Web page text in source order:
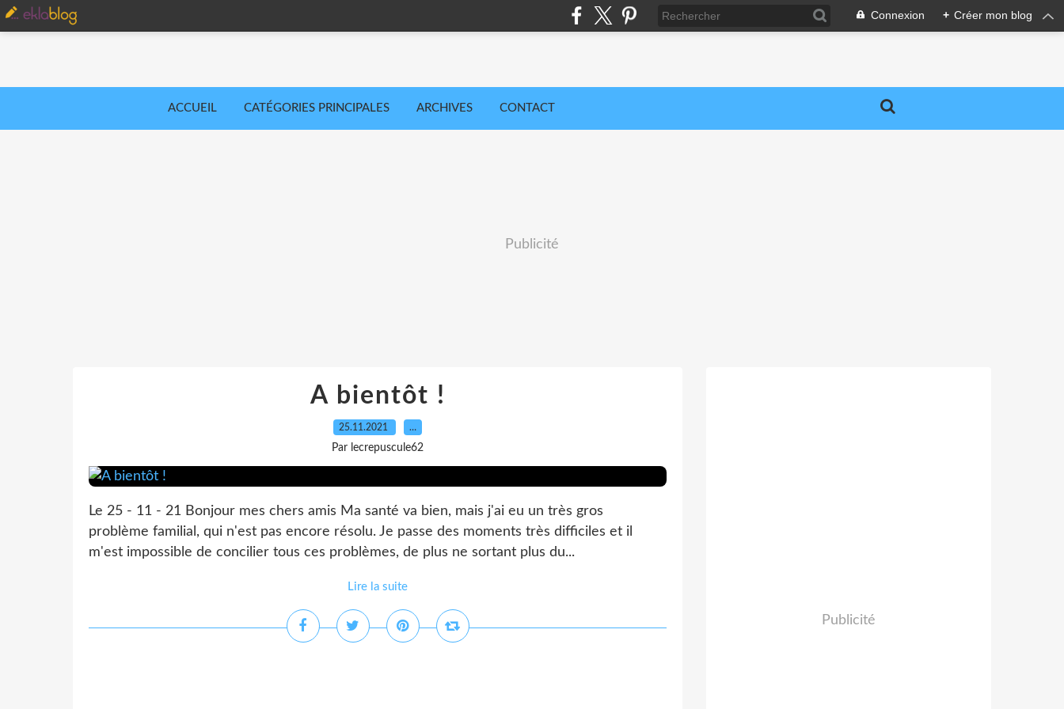
Connexion + Créer mon blog
ACCUEIL CATÉGORIES PRINCIPALES ARCHIVES CONTACT
Publicité
A bientôt !
25.11.2021 …
Par lecrepuscule62
Le 25 - 11 - 21 Bonjour mes chers amis Ma santé va bien, mais j'ai eu un très gros
problème familial, qui n'est pas encore résolu. Je passe des moments très difficiles et il
m'est impossible de concilier tous ces problèmes, de plus ne sortant plus du...
Lire la suite
Publicité